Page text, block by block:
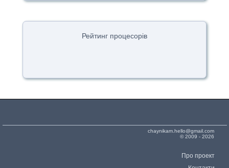
Рейтинг процесорів
chaynikam.hello@gmail.com
© 2009 - 2026
Про проект